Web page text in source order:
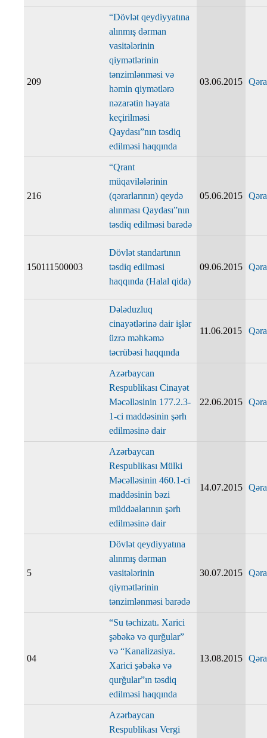
209
“Dövlət qeydiyyatına
alınmış dərman
vasitələrinin
qiymətlərinin
tənzimlənməsi və
həmin qiymətlərə
nəzarətin həyata
keçirilməsi
Qaydası”nın təsdiq
edilməsi haqqında
03.06.2015
216
“Qrant
müqavilələrinin
(qərarlarının) qeydə
alınması Qaydası”nın
təsdiq edilməsi barədə
05.06.2015
150111500003
Dövlət standartının
təsdiq edilməsi
haqqında (Halal qida)
09.06.2015
Dələduzluq
cinayətlərinə dair işlər
üzrə məhkəmə
təcrübəsi haqqında
11.06.2015
Azərbaycan
Respublikası Cinayət
Məcəlləsinin 177.2.3-
1-ci maddəsinin şərh
edilməsinə dair
22.06.2015
Azərbaycan
Respublikası Mülki
Məcəlləsinin 460.1-ci
maddəsinin bəzi
müddəalarının şərh
edilməsinə dair
14.07.2015
5
Dövlət qeydiyyatına
alınmış dərman
vasitələrinin
qiymətlərinin
tənzimlənməsi barədə
30.07.2015
04
“Su təchizatı. Xarici
şəbəkə və qurğular”
və “Kanalizasiya.
Xarici şəbəkə və
qurğular”ın təsdiq
edilməsi haqqında
13.08.2015
Azərbaycan
Respublikası Vergi